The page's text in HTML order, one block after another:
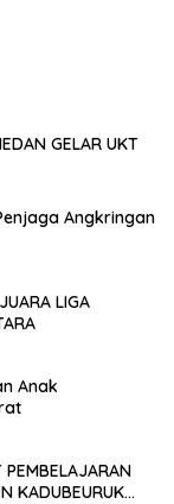
GELAR UKT
Angkringan
LIGA
Anak
PEMBELAJARAN
KADUBEURUK